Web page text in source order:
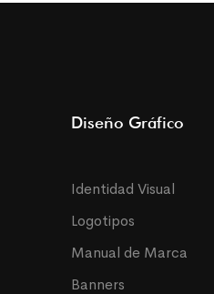
Diseño Gráfico
Identidad Visual
Logotipos
Manual de Marca
Banners